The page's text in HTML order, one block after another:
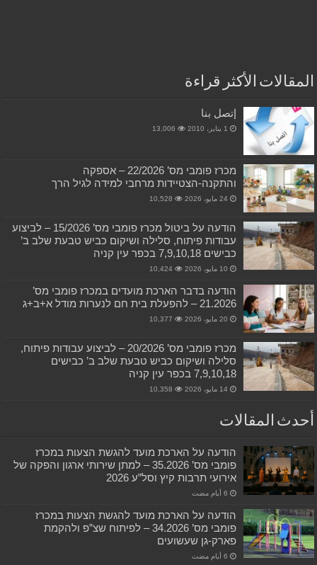
المقالات الأكثر قراءة
إتصل بنا
1 يناير، 2010 13,006
מכרז פומבי מס’ 22/2026 – אספקה
והתקנה-הצטיידות מרחבי למידה לגיל הרך
24 مايو، 2026 10,528
הודעה על ביטול מכרז פומבי מס’ 15/2026 – לביצוע
עבודות פיתוח, סלילה ושיקום כביש טבעת שלב ב’
כבישים 7,9,10,18 בכפר עין קניה
10 مايو، 2026 10,424
הודעה בדבר הארכת מועדים במכרז פומבי מס’
21.2026 – להפעלת בית חם לנערות מודל א+ב+ג
20 مايو، 2026 10,377
מכרז פומבי מס’ 20/2026 – לביצוע עבודות פיתוח,
סלילה ושיקום כביש טבעת שלב ב’ כבישים
7,9,10,18 בכפר עין קניה
14 مايو، 2026 10,358
أحدث المقالات
הודעה על הארכת מועד להגשת הצעות במכרז
פומבי מס’ 35.2026 – למתן שירותי ארגון והפקה של
אירועי תרבות קיץ וסל”ע 2026
הודעה על הארכת מועד להגשת הצעות במכרז
פומבי מס’ 34.2026 – לפיתוח שצ”פ ולהקמת
פארק-גן שעשועים